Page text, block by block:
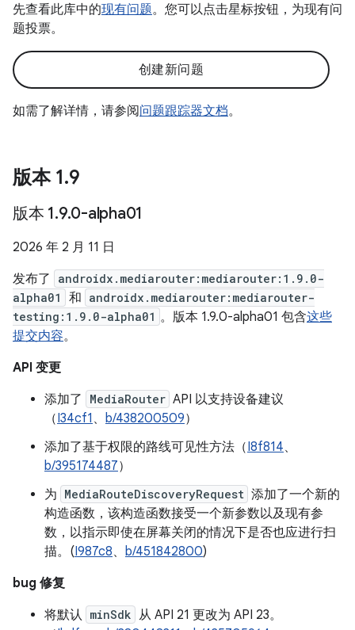
先查看此库中的现有问题。您可以点击星标按钮，为现有问
题投票。
创建新问题
如需了解详情，请参阅问题跟踪器文档。
版本 1.9
版本 1.9.0-alpha01
2026 年 2 月 11 日
发布了
androidx.mediarouter:mediarouter:1.9.0-
alpha01
和 androidx.mediarouter:mediarouter-
testing:1.9.0-alpha01 。版本 1.9.0-alpha01 包含这些
提交内容。
API 变更
添加了
MediaRouter API 以支持设备建议
（I34cf1 、 b/438200509）
添加了基于权限的路线可见性方法（I8f814、
b/395174487）
为 MediaRouteDiscoveryRequest 添加了一个新的
构造函数，该构造函数接受一个新参数以及现有参
数，以指示即使在屏幕关闭的情况下是否也应进行扫
描。(I987c8、 b/451842800)
bug 修复
将默认 minSdk 从 API 21 更改为 API 23。